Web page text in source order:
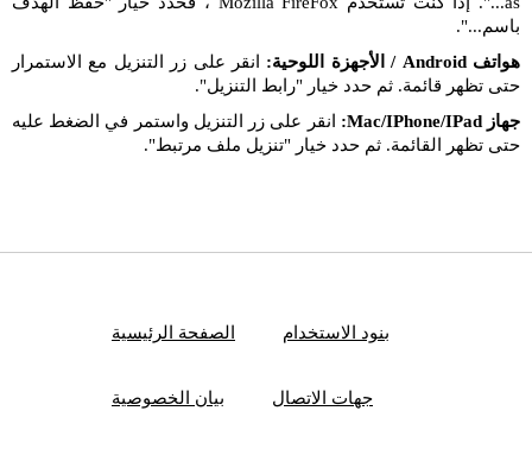
باسم...".
هواتف Android / الأجهزة اللوحية:
انقر على زر التنزيل مع الاستمرار
حتى تظهر قائمة. ثم حدد خيار "رابط التنزيل".
جهاز Mac/IPhone/IPad:
انقر على زر التنزيل واستمر في الضغط عليه
حتى تظهر القائمة. ثم حدد خيار "تنزيل ملف مرتبط".
الصفحة الرئيسية بنود الاستخدام
بيان الخصوصية جهات الاتصال